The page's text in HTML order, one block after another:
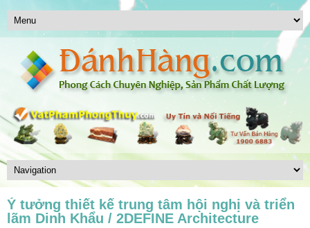
Ý tưởng thiết kế trung tâm hội nghị và triển
lãm Dinh Khẩu / 2DEFINE Architecture